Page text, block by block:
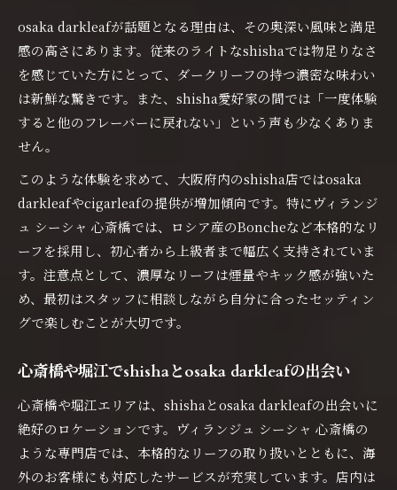
な説明
本格shisha入門osaka darkleafの魅力を知る
方法
osaka darkleafが初めてでも楽しめるshisha
体験
方
初心者向けshishaの楽しみ方osaka darkleaf
活用法
避日常を満喫するcigarleaf shishaの楽しみ方
shishaで味わう避日常cigarleafの魅力とは
cigarleaf shishaで日常を忘れる贅沢な時間
shisha初心者にもすすめたいcigarleafの楽し
cigarleaf shishaならではの重厚な香り体験
心斎橋や堀江でcigarleaf shishaを満喫する方
法
osaka darkleafが話題となる理由は、その奥深い風味と満足
感の高さにあります。従来のライトなshishaでは物足りなさ
を感じていた方にとって、ダークリーフの持つ濃密な味わい
は新鮮な驚きです。また、shisha愛好家の間では「一度体験
すると他のフレーバーに戻れない」という声も少なくありま
せん。
このような体験を求めて、大阪府内のshisha店ではosaka
darkleafやcigarleafの提供が増加傾向です。特にヴィランジ
ュ シーシャ 心斎橋では、ロシア産のBoncheなど本格的なリ
ーフを採用し、初心者から上級者まで幅広く支持されていま
す。注意点として、濃厚なリーフは煙量やキック感が強いた
め、最初はスタッフに相談しながら自分に合ったセッティン
グで楽しむことが大切です。
心斎橋や堀江でshishaとosaka darkleafの出会い
心斎橋や堀江エリアは、shishaとosaka darkleafの出会いに
絶好のロケーションです。ヴィランジュ シーシャ 心斎橋の
ような専門店では、本格的なリーフの取り扱いとともに、海
外のお客様にも対応したサービスが充実しています。店内は